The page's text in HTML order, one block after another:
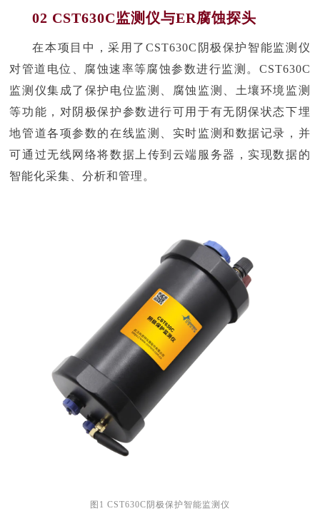
02 CST630C监测仪与ER腐蚀探头
在本项目中，采用了CST630C阴极保护智能监测仪
对管道电位、腐蚀速率等腐蚀参数进行监测。CST630C
监测仪集成了保护电位监测、腐蚀监测、土壤环境监测
等功能，对阴极保护参数进行可用于有无阴保状态下埋
地管道各项参数的在线监测、实时监测和数据记录，并
可通过无线网络将数据上传到云端服务器，实现数据的
智能化采集、分析和管理。
图1 CST630C阴极保护智能监测仪